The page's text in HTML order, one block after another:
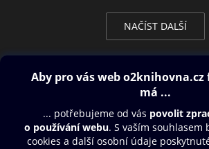
NAČÍST DALŠÍ
Obsah ke stažení
Moje O2 Knihovna